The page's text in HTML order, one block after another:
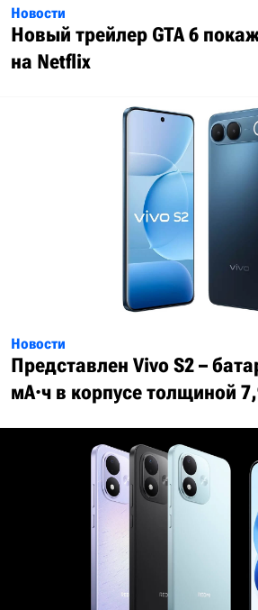
Новости
Новый трейлер GTA 6
на Netflix
Новости
Представлен Vivo S2 –
мА·ч в корпусе толщиной